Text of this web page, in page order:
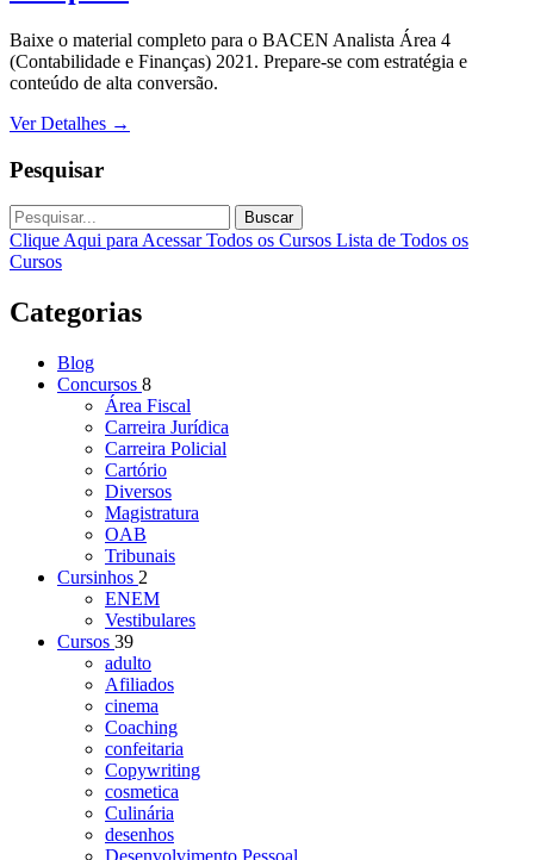
Baixe o material completo para o BACEN Analista Área 4
(Contabilidade e Finanças) 2021. Prepare-se com estratégia e
conteúdo de alta conversão.
Ver Detalhes →
Pesquisar
Buscar
Clique Aqui para Acessar Todos os Cursos Lista de Todos os
Cursos
Categorias
Blog
Concursos 8
Área Fiscal
Carreira Jurídica
Carreira Policial
Cartório
Diversos
Magistratura
OAB
Tribunais
Cursinhos 2
ENEM
Vestibulares
Cursos 39
adulto
Afiliados
cinema
Coaching
confeitaria
Copywriting
cosmetica
Culinária
desenhos